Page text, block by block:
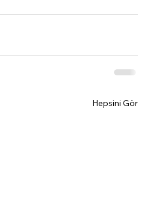
Hepsini Gör